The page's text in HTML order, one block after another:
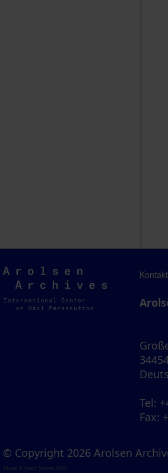
Arolsen
Archives
Kontakt
Tel:
Fax:
© Copyright 2026 Arolsen
Visual Library Server 2026